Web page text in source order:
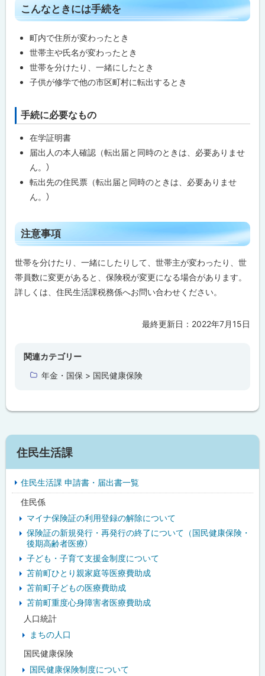
意
項
る
ト
ッ
こんなときには手続を
町内で住所が変わったとき
世帯主や氏名が変わったとき
世帯を分けたり、一緒にしたとき
子供が修学で他の市区町村に転出するとき
ト手続に必要なもの
在学証明書
届出人の本人確認（転出届と同時のときは、必要ありませ
ん。）
転出先の住民票（転出届と同時のときは、必要ありませ
ん。）
ト
ッ
プ
に
戻
注意事項
世帯を分けたり、一緒にしたりして、世帯主が変わったり、世
帯員数に変更があると、保険税が変更になる場合があります。
詳しくは、住民生活課税務係へお問い合わせください。
最終更新日： 2022年7月15日
関連カテゴリー
年金・国保 > 国民健康保険
サ
イ
ド
住民生活課
住民生活課 申請書・届出書一覧
住民係
マイナ保険証の利用登録の解除について
保険証の新規発行・再発行の終了について（国民健康保険・
後期高齢者医療）
子ども・子育て支援金制度について
苫前町ひとり親家庭等医療費助成
苫前町子どもの医療費助成
苫前町重度心身障害者医療費助成
人口統計
まちの人口
国民健康保険
国民健康保険制度について